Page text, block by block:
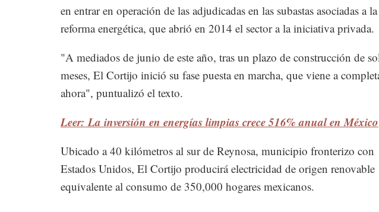
en entrar en operación de las adjudicadas en las subastas asociadas a la
reforma energética, que abrió en 2014 el sector a la iniciativa privada.
"A mediados de junio de este año, tras un plazo de construcción de
meses, El Cortijo inició su fase puesta en marcha, que viene a
ahora", puntualizó el texto.
Leer: La inversión en energías limpias crece 516% anual en México
Ubicado a 40 kilómetros al sur de Reynosa, municipio fronterizo con
Estados Unidos, El Cortijo producirá electricidad de origen renovable
equivalente al consumo de 350,000 hogares mexicanos.